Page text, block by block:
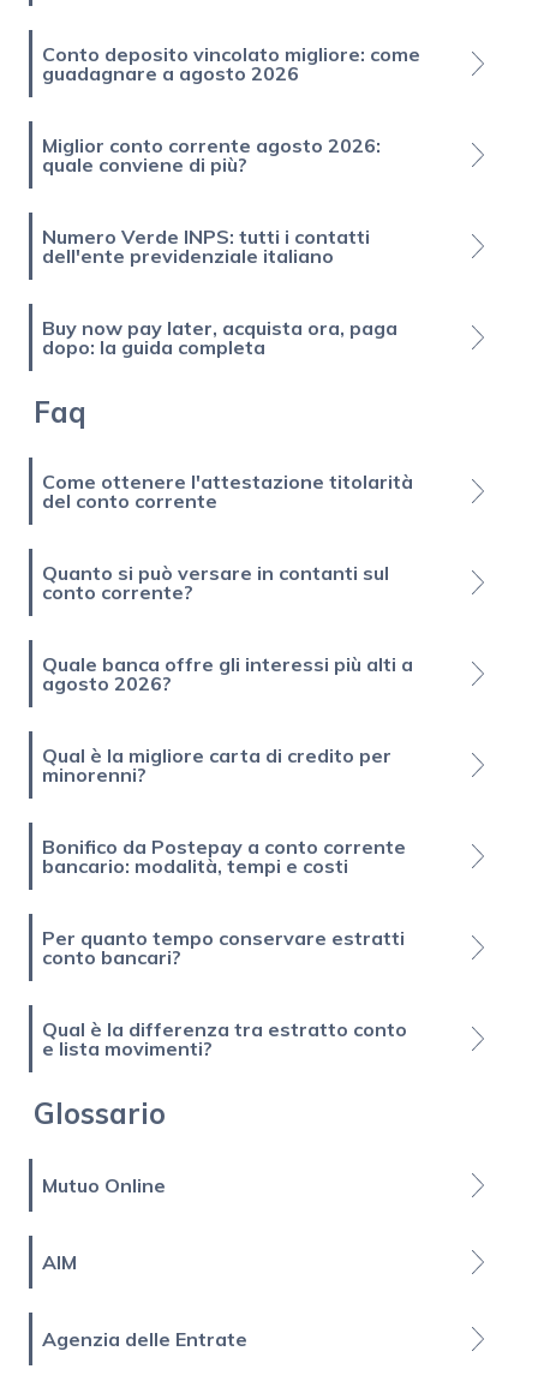
Conto deposito vincolato migliore: come
guadagnare a agosto 2026
Miglior conto corrente agosto 2026:
quale conviene di più?
Numero Verde INPS: tutti i contatti
dell'ente previdenziale italiano
Buy now pay later, acquista ora, paga
dopo: la guida completa
Faq
Come ottenere l'attestazione titolarità
del conto corrente
Quanto si può versare in contanti sul
conto corrente?
Quale banca offre gli interessi più alti a
agosto 2026?
Qual è la migliore carta di credito per
minorenni?
Bonifico da Postepay a conto corrente
bancario: modalità, tempi e costi
Per quanto tempo conservare estratti
conto bancari?
Qual è la differenza tra estratto conto
e lista movimenti?
Glossario
Mutuo Online
AIM
Agenzia delle Entrate